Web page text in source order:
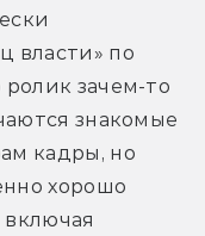
власти» по
зачем-то
знакомые
кадры, но
хорошо